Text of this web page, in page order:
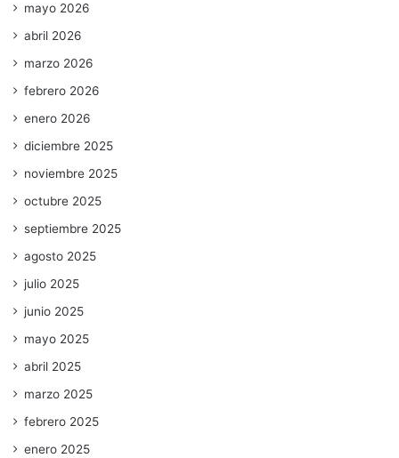
mayo 2026
abril 2026
marzo 2026
febrero 2026
enero 2026
diciembre 2025
noviembre 2025
octubre 2025
septiembre 2025
agosto 2025
julio 2025
junio 2025
mayo 2025
abril 2025
marzo 2025
febrero 2025
enero 2025